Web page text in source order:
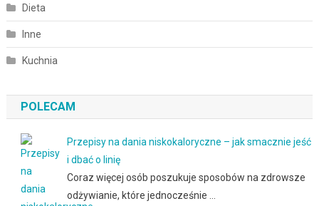
Dieta
Inne
Kuchnia
POLECAM
Przepisy na dania niskokaloryczne – jak smacznie jeść
i dbać o linię
Coraz więcej osób poszukuje sposobów na zdrowsze
odżywianie, które jednocześnie …